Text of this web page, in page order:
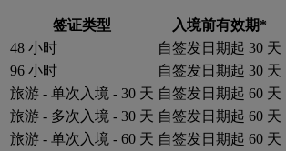
签证类型 入境前有效期*
48 小时
自签发日期起 30 天
96 小时
自签发日期起 30 天
旅游 - 单次入境 - 30 天 自签发日期起 60 天
旅游 - 多次入境 - 30 天 自签发日期起 60 天
旅游 - 单次入境 - 60 天 自签发日期起 60 天